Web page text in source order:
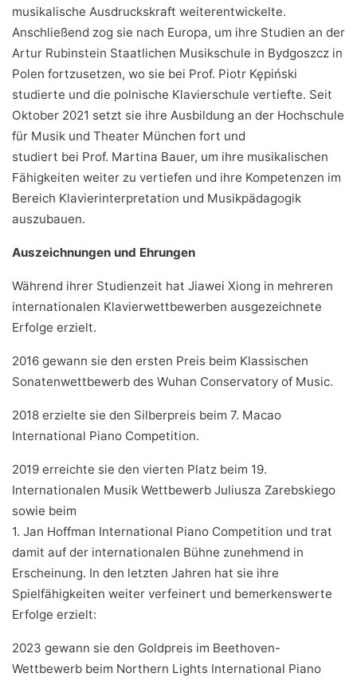
musikalische Ausdruckskraft weiterentwickelte.
Anschließend zog sie nach Europa, um ihre Studien an der
Artur Rubinstein Staatlichen Musikschule in Bydgoszcz in
Polen fortzusetzen, wo sie bei Prof. Piotr Kępiński
studierte und die polnische Klavierschule vertiefte. Seit
Oktober 2021 setzt sie ihre Ausbildung an der Hochschule
für Musik und Theater München fort und
studiert bei Prof. Martina Bauer, um ihre musikalischen
Fähigkeiten weiter zu vertiefen und ihre Kompetenzen im
Bereich Klavierinterpretation und Musikpädagogik
auszubauen.
Auszeichnungen und Ehrungen
Während ihrer Studienzeit hat Jiawei Xiong in mehreren
internationalen Klavierwettbewerben ausgezeichnete
Erfolge erzielt.
2016 gewann sie den ersten Preis beim Klassischen
Sonatenwettbewerb des Wuhan Conservatory of Music.
2018 erzielte sie den Silberpreis beim 7. Macao
International Piano Competition.
2019 erreichte sie den vierten Platz beim 19.
Internationalen Musik Wettbewerb Juliusza Zarebskiego
sowie beim
1. Jan Hoffman International Piano Competition und trat
damit auf der internationalen Bühne zunehmend in
Erscheinung. In den letzten Jahren hat sie ihre
Spielfähigkeiten weiter verfeinert und bemerkenswerte
Erfolge erzielt:
2023 gewann sie den Goldpreis im Beethoven-
Wettbewerb beim Northern Lights International Piano